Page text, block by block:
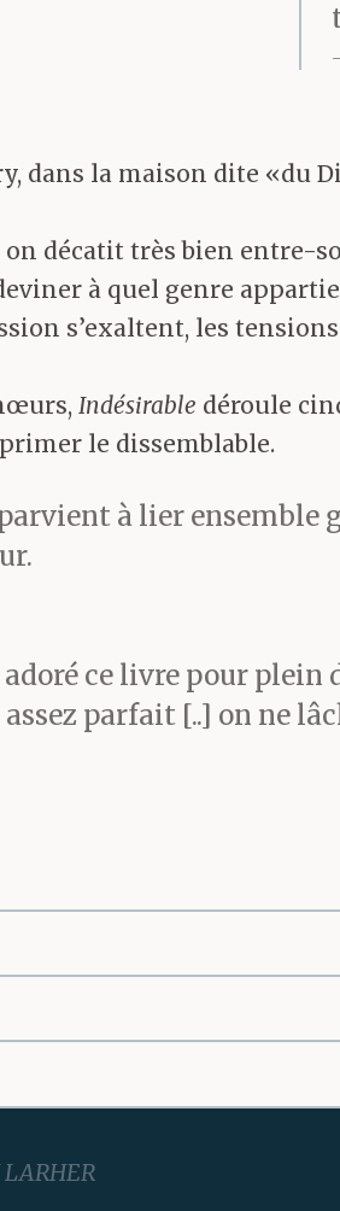
dans la maison dite
décatit très bien entre-
à quel genre
s’exaltent, les
Indésirable déroule
le dissemblable.
à lier ensemble
ce livre pour
parfait [..] on ne